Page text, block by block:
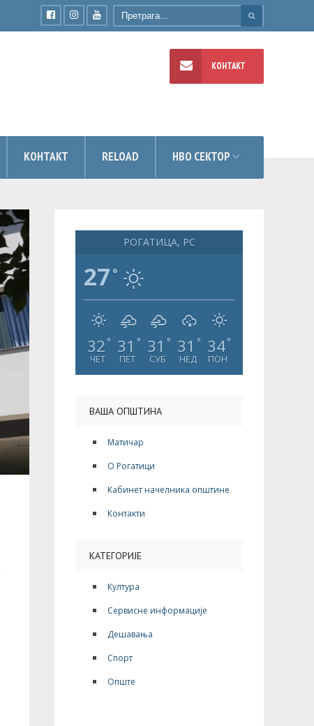
КОНТАКТ RELOAD НВО СЕКТОР
КОНТАКТ
РОГАТИЦА, РС
27 °
32 °
ЧЕТ
31 °
ПЕТ
31 °
СУБ
31 °
НЕД
34°
ПОН
ВАША ОПШТИНА
Матичар
О Рогатици
Кабинет начелника општине
Контакти
КАТЕГОРИЈЕ
Култура
Сервисне информације
Дешавања
Спорт
Опште